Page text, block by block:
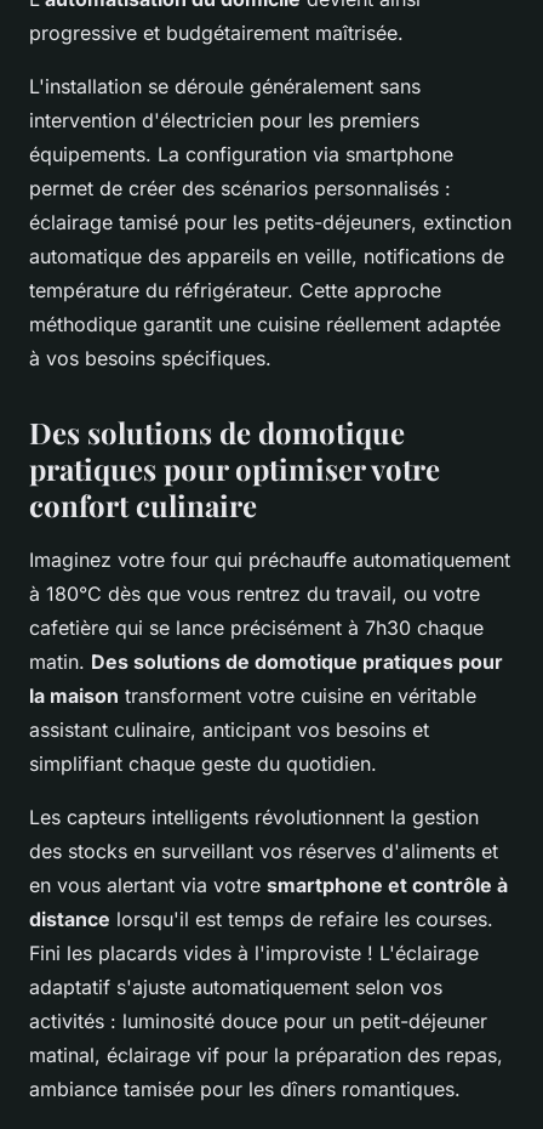
progressive et budgétairement maîtrisée.
L'installation se déroule généralement sans
intervention d'électricien pour les premiers
équipements. La configuration via smartphone
permet de créer des scénarios personnalisés :
éclairage tamisé pour les petits-déjeuners, extinction
automatique des appareils en veille, notifications de
température du réfrigérateur. Cette approche
méthodique garantit une cuisine réellement adaptée
à vos besoins spécifiques.
Des solutions de domotique
pratiques pour optimiser votre
confort culinaire
Imaginez votre four qui préchauffe automatiquement
à 180°C dès que vous rentrez du travail, ou votre
cafetière qui se lance précisément à 7h30 chaque
matin. Des solutions de domotique pratiques pour
la maison transforment votre cuisine en véritable
assistant culinaire, anticipant vos besoins et
simplifiant chaque geste du quotidien.
Les capteurs intelligents révolutionnent la gestion
des stocks en surveillant vos réserves d'aliments et
en vous alertant via votre smartphone et contrôle à
distance lorsqu'il est temps de refaire les courses.
Fini les placards vides à l'improviste ! L'éclairage
adaptatif s'ajuste automatiquement selon vos
activités : luminosité douce pour un petit-déjeuner
matinal, éclairage vif pour la préparation des repas,
ambiance tamisée pour les dîners romantiques.